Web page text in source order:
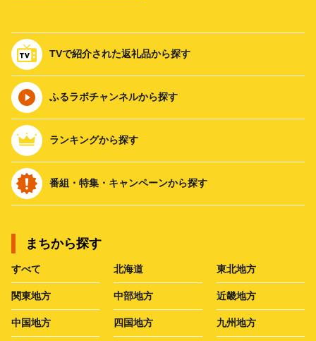
TVで紹介された返礼品から探す
ふるラボチャンネルから探す
ランキングから探す
番組・特集・キャンペーンから探す
まちから探す
すべて 北海道 東北地方
関東地方 中部地方 近畿地方
中国地方 四国地方 九州地方